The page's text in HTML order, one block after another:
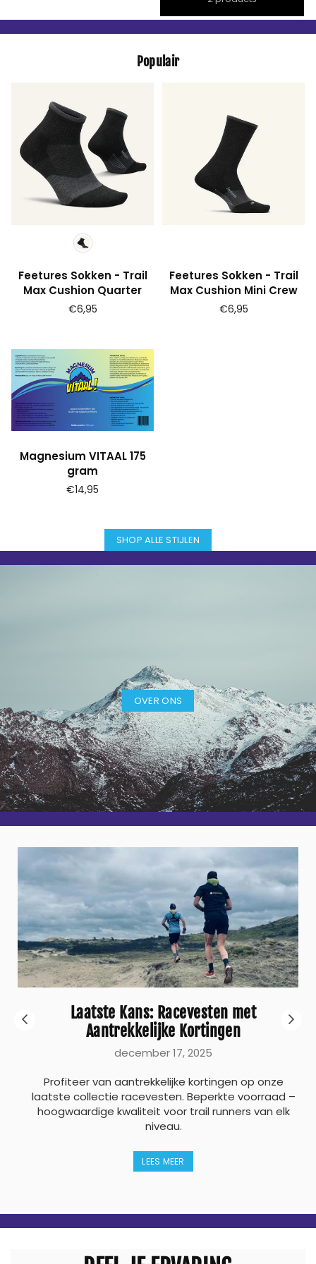
Populair
Feetures Sokken - Trail
Max Cushion Quarter
Prijs
€6,95
Feetures Sokken - Trail
Max Cushion Mini Crew
Prijs
€6,95
Magnesium VITAAL 175
gram
Prijs
€14,95
SHOP ALLE STIJLEN
OVER ONS
Laatste Kans: Racevesten met
Aantrekkelijke Kortingen
december 17, 2025
Profiteer van aantrekkelijke kortingen op onze
laatste collectie racevesten. Beperkte voorraad –
hoogwaardige kwaliteit voor trail runners van elk
niveau.
LEES MEER